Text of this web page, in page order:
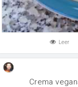
Leer
Crema